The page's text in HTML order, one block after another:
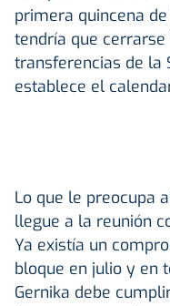
primera quincena
tendría que cerrarse
transferencias de la
establece el
Lo que le preocupa
llegue a la reunión
Ya existía un
bloque en julio y en
Gernika debe